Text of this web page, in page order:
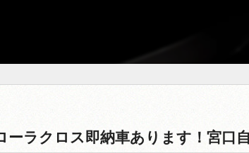
ーラクロス即納車あります！宮口